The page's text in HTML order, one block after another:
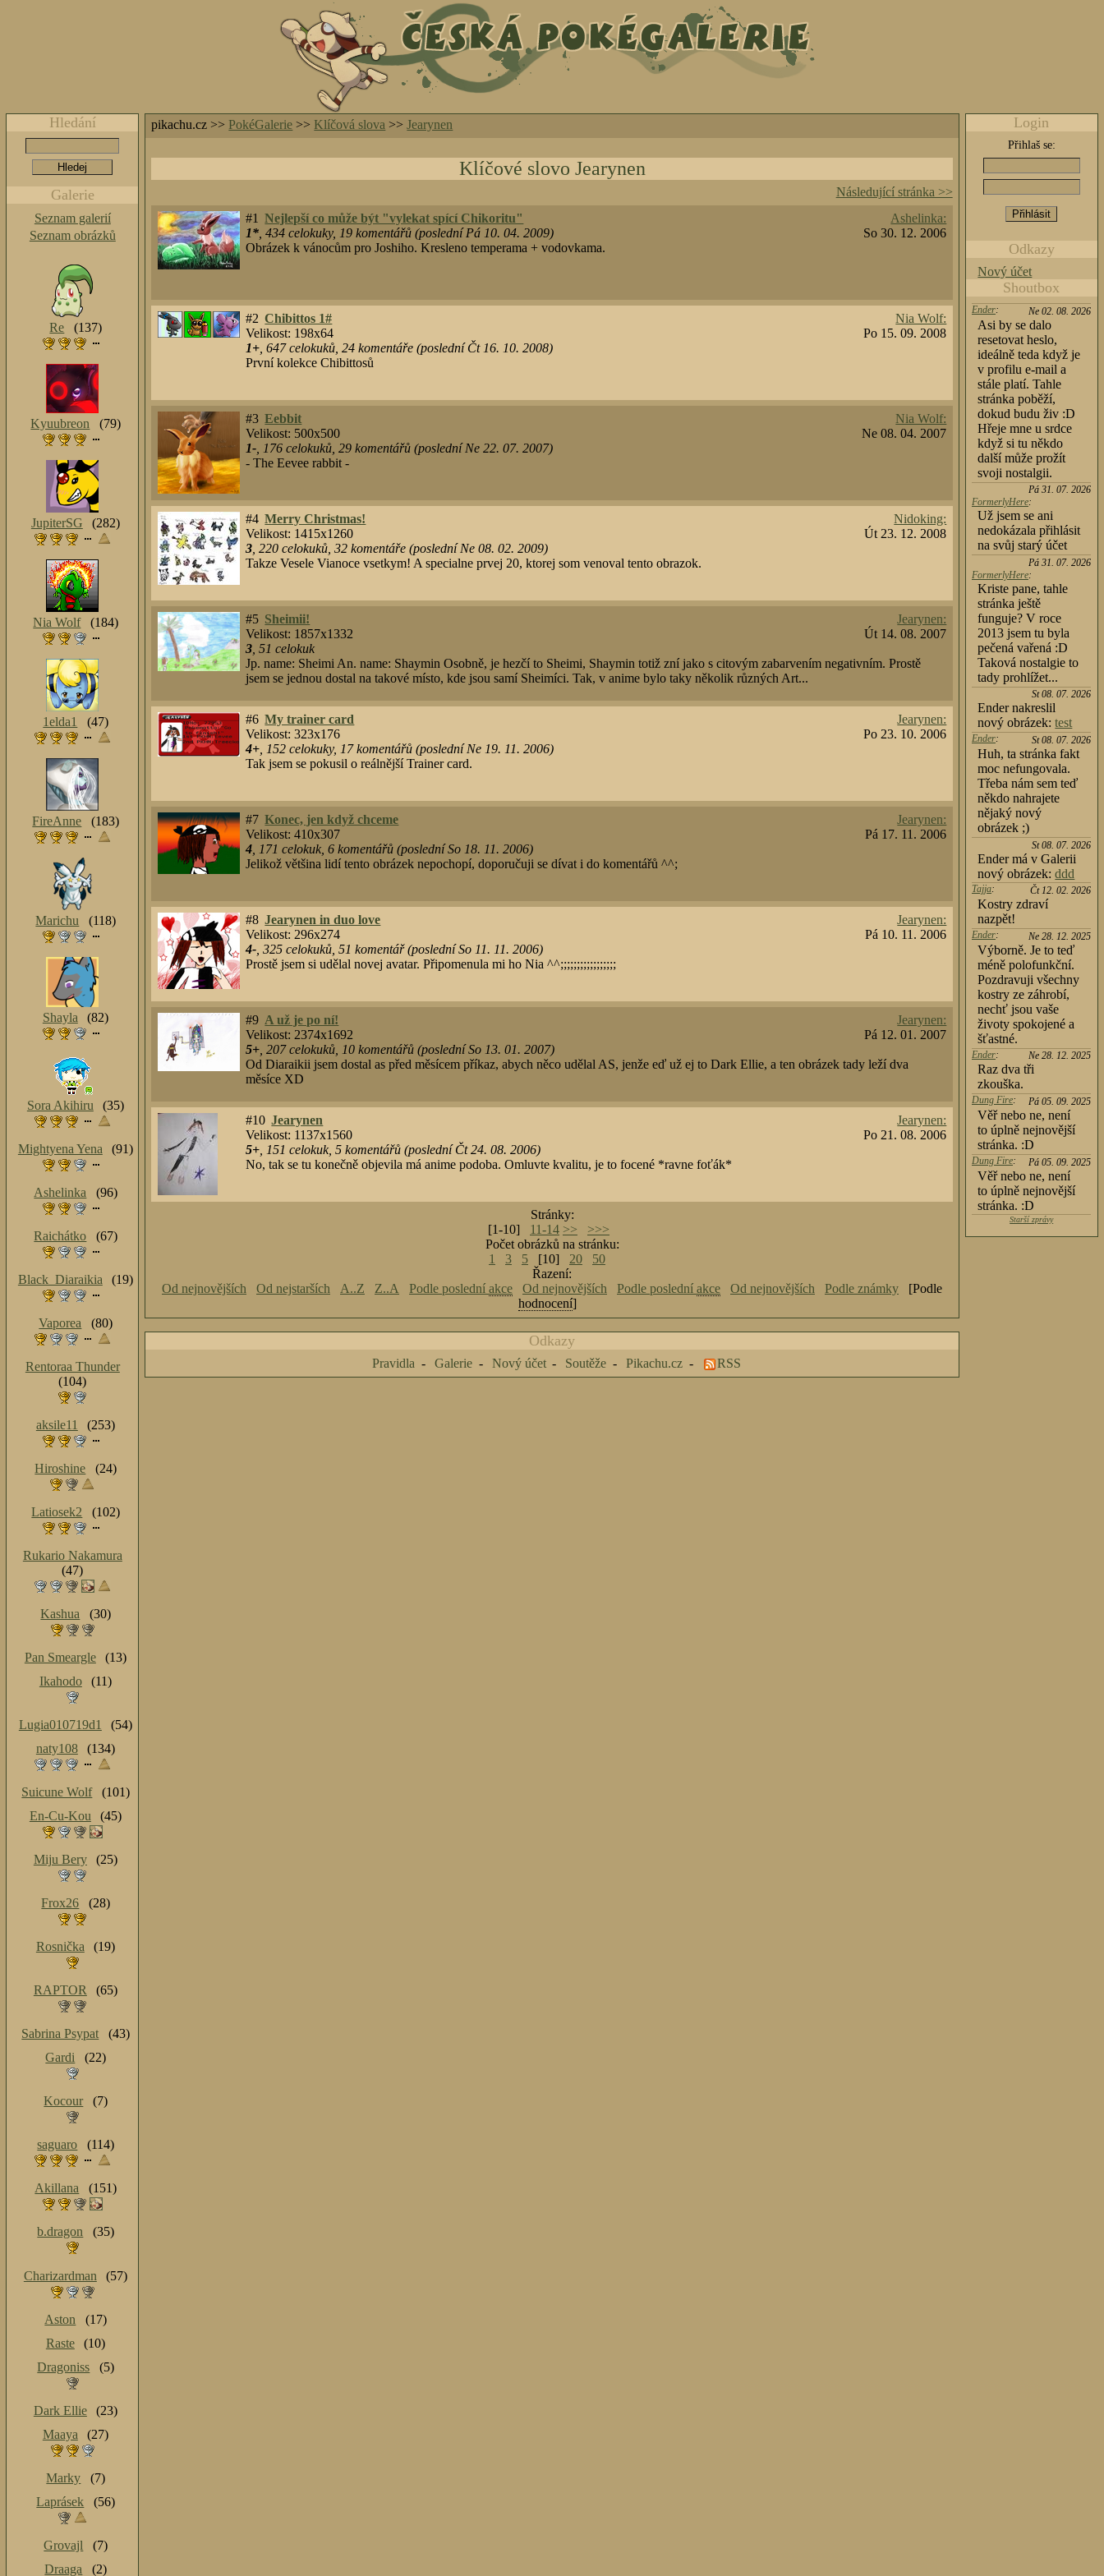
pikachu.cz >>PokéGalerie >>Klíčová slova >>Jearynen
Klíčové slovo Jearynen
Následující stránka >>
#1
Ashelinka:
So 30. 12. 2006
Nejlepší co může být "vylekat spící Chikoritu"
1* ,434 celokuky, 19 komentářů (poslední Pá 10. 04. 2009)
Obrázek k vánocům pro Joshiho. Kresleno temperama + vodovkama.
#2
Nia Wolf:
Po 15. 09. 2008
Chibittos 1#
Velikost: 198x64
1+ ,647celokuků ,24 komentáře (poslední Čt 16. 10. 2008)
První kolekce Chibittosů
#3
Nia Wolf:
Ne 08. 04. 2007
Eebbit
Velikost: 500x500
1- 176 celokuků ,29 komentářů (poslední Ne 22. 07. 2007)
- The Eevee rabbit -
#4
Nidoking:
Út 23. 12. 2008
Merry Christmas!
Velikost: 1415x1260
3 ,220 celokuků ,32 komentáře (poslední Ne 08. 02. 2009)
Takze Vesele Vianoce vsetkym! A specialne prvej 20, ktorej som venoval tento obrazok.
#5
Jearynen:
Út 14. 08. 2007
Sheimii!
Velikost: 1857x1332
3 ,51 celokuk
Jp. name: Sheimi An. name: Shaymin Osobně, je hezčí to Sheimi, Shaymin totiž zní jako s citovým zabarvením negativním. Prostě
jsem se jednou dostal na takové místo, kde jsou samí Sheimíci. Tak, v anime bylo taky několik různých Art...
#6
Jearynen:
Po 23. 10. 2006
My trainer card
Velikost: 323x176
4+ 152 celokuky, 17komentářů (poslední Ne 19. 11. 2006)
Tak jsem se pokusil o reálnější Trainer card.
#7
Jearynen:
Pá 17. 11. 2006
Konec, jen když chceme
Velikost: 410x307
4 171 celokuk ,6 komentářů (poslední So 18. 11. 2006)
Jelikož většina lidí tento obrázek nepochopí, doporučuji se dívat i do komentářů ^^;
#8
Jearynen:
Pá 10. 11. 2006
Jearynen in duo love
Velikost: 296x274
4-,325 celokuků,51 komentář (poslední So 11. 11. 2006)
Prostě jsem si udělal novej avatar. Připomenula mi ho Nia ^^;;;;;;;;;;;;;;;;;
#9
Jearynen:
Pá 12. 01. 2007
A už je po ní!
Velikost: 2374x1692
5+,207celokuků,10 komentářů (poslední So 13. 01. 2007)
Od Diaraikii jsem dostal as před měsícem příkaz, abych něco udělal AS, jenže eď už ej to Dark Ellie, a ten obrázek tady leží dva
měsíce XD
#10
Jearynen:
Po 21. 08. 2006
Jearynen
Velikost: 1137x1560
5+,151 celokuk,5 komentářů (poslední Čt 24. 08. 2006)
No, tak se tu konečně objevila má anime podoba. Omluvte kvalitu, je to focené *ravne foťák*
Stránky:
[1-10] 11-14 >>
>>>
Počet obrázků na stránku:
1
3 5 [10] 20
50
Řazení:
Od nejnovějších
Od nejstarších A..Z Z..A Podle poslední akce Od nejnovějších Podle poslední akce Od nejnovějších Podle známky [Podle
hodnocení]
Login
Přihlaš se:
Odkazy
Nový účet
Shoutbox
Ne 02. 08. 2026
Ender:
Asi by se dalo
resetovat heslo,
ideálně teda když je
v profilu e-mail a
stále platí. Tahle
stránka poběží,
dokud budu živ :D
Hřeje mne u srdce
když si tu někdo
další může prožít
svoji nostalgii.
Pá 31. 07. 2026
FormerlyHere:
Už jsem se ani
nedokázala přihlásit
na svůj starý účet
Pá 31. 07. 2026
FormerlyHere:
Kriste pane, tahle
stránka ještě
funguje? V roce
2013 jsem tu byla
pečená vařená :D
Taková nostalgie to
tady prohlížet...
St 08. 07. 2026
Ender nakreslil
nový obrázek:test
St 08. 07. 2026
Ender:
Huh, ta stránka fakt
moc nefungovala.
Třeba nám sem teď
někdo nahrajete
nějaký nový
obrázek ;)
St 08. 07. 2026
Ender má v Galerii
nový obrázek:ddd
Čt 12. 02. 2026
Tajja:
Kostry zdraví
nazpět!
Ne 28. 12. 2025
Ender:
Výborně. Je to teď
méně polofunkční.
Pozdravuji všechny
kostry ze záhrobí,
nechť jsou vaše
životy spokojené a
šťastné.
Ne 28. 12. 2025
Ender:
Raz dva tři
zkouška.
Pá 05. 09. 2025
Dung Fire:
Věř nebo ne, není
to úplně nejnovější
stránka. :D
Pá 05. 09. 2025
Dung Fire:
Věř nebo ne, není
to úplně nejnovější
stránka. :D
Starší zprávy
Hledání
Galerie
Seznam galerií
Seznam obrázků
Re (137)
Kyuubreon (79)
JupiterSG (282)
Nia Wolf (184)
1elda1 (47)
FireAnne (183)
Marichu (118)
Shayla (82)
Sora Akihiru (35)
Mightyena Yena (91)
Ashelinka (96)
Raichátko (67)
Black_Diaraikia (19)
Vaporea (80)
Rentoraa Thunder
(104)
aksile11 (253)
Hiroshine (24)
Latiosek2 (102)
Rukario Nakamura
(47)
Kashua (30)
Pan Smeargle
(13)
Ikahodo
(11)
Lugia010719d1
(54)
naty108
(134)
Suicune Wolf
(101)
En-Cu-Kou
(45)
Miju Bery (25)
Frox26 (28)
Rosnička (19)
RAPTOR (65)
Sabrina Psypat
(43)
Gardi
(22)
Kocour (7)
saguaro (114)
Akillana (151)
b.dragon (35)
Charizardman (57)
Aston
(17)
Raste
(10)
Dragoniss
(5)
Dark Ellie
(23)
Maaya
(27)
Marky
(7)
Laprásek
(56)
Grovajl
(7)
Draaga
(2)
Odkazy
Pravidla Galerie Nový účet Soutěže Pikachu.cz RSS